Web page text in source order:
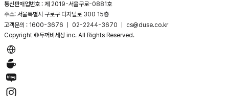
통신판매업번호 : 제 2019-서울구로-0881호
주소: 서울특별시 구로구 디지털로 300 15층
고객문의 : 1600-3676 ｜ 02-2244-3670 ｜ cs@duse.co.kr
Copyright ©두꺼비세상 inc. All Rights Reserved.